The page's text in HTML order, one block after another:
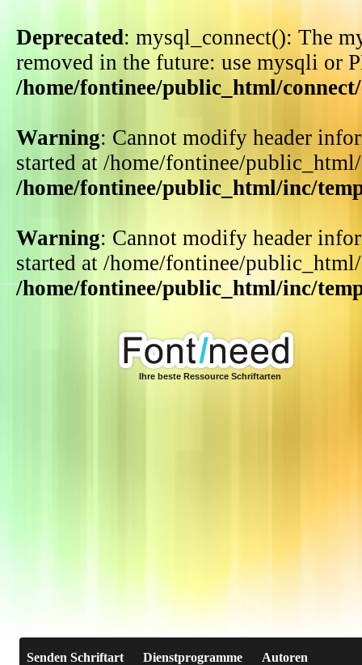
Deprecated: mysql_connect(): The
removed in the future: use mysqli or
/home/fontinee/public_html/
Warning: Cannot modify header
started at /home/fontinee/
/home/fontinee/public_html/inc/
Warning: Cannot modify header
started at /home/fontinee/
/home/fontinee/public_html/inc/
Ihre beste Ressource Schriftarten
Senden Schriftart Dienstprogramme Autoren